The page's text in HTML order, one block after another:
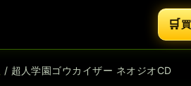
🛒
/ 超人学園ゴウカイザー ネオジオCD